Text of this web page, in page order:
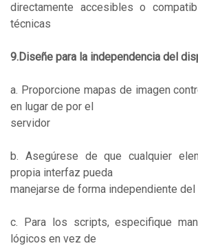
directamente accesibles o
técnicas
9.Diseñe para la independencia del
a. Proporcione mapas de imagen
en lugar de por el
servidor
b. Asegúrese de que cualquier
propia interfaz pueda
manejarse de forma independiente
c. Para los scripts, especifique
lógicos en vez de